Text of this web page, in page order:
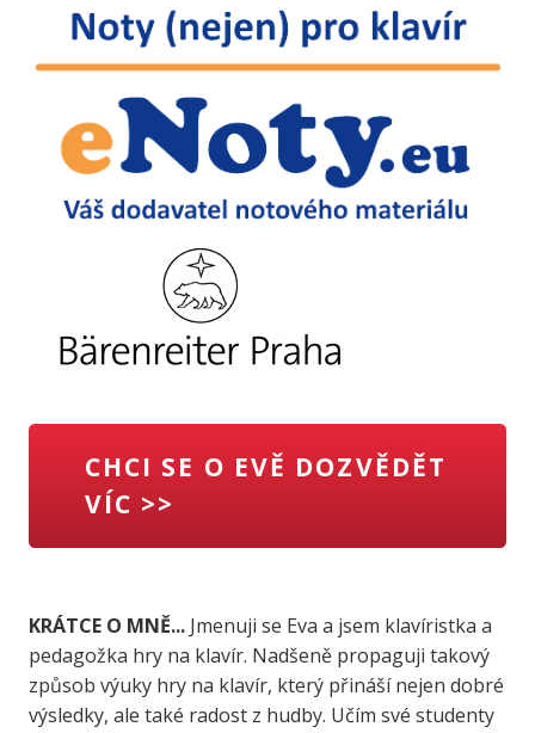
CHCI SE O EVĚ DOZVĚDĚT
VÍC >>
KRÁTCE O MNĚ...Jmenuji se Eva a jsem klavíristka a
pedagožka hry na klavír. Nadšeně propaguji takový
způsob výuky hry na klavír, který přináší nejen dobré
výsledky, ale také radost z hudby. Učím své studenty